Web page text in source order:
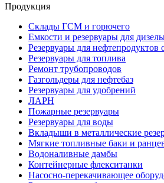
Продукция
Склады ГСМ и горючего
Емкости и резервуары для
Резервуары для нефтепродуктов
Резервуары для топлива
Ремонт трубопроводов
Газгольдеры для нефтебаз
Резервуары для удобрений
ЛАРН
Пожарные резервуары
Резервуары для воды
Вкладыши в металлические
Мягкие топливные баки и
Водоналивные дамбы
Контейнерные флекситанки
Насосно-перекачивающее